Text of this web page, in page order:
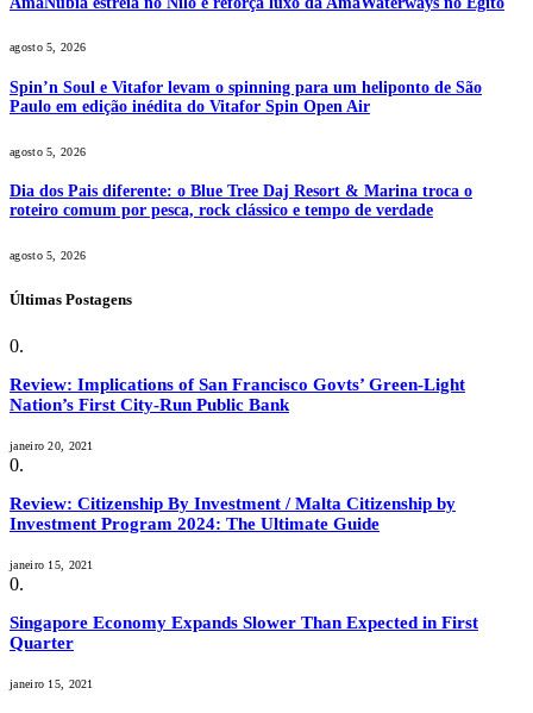
agosto 5, 2026
Spin’n Soul e Vitafor levam o spinning para um heliponto de São
Paulo em edição inédita do Vitafor Spin Open Air
agosto 5, 2026
Dia dos Pais diferente: o Blue Tree Daj Resort & Marina troca o
roteiro comum por pesca, rock clássico e tempo de verdade
agosto 5, 2026
Últimas Postagens
Review: Implications of San Francisco Govts’ Green-Light
Nation’s First City-Run Public Bank
janeiro 20, 2021
Review: Citizenship By Investment / Malta Citizenship by
Investment Program 2024: The Ultimate Guide
janeiro 15, 2021
Singapore Economy Expands Slower Than Expected in First
Quarter
janeiro 15, 2021